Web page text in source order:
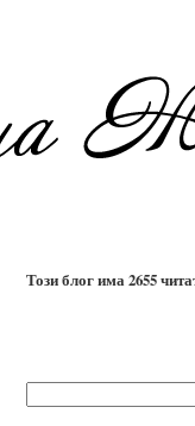
Този блог има 2655